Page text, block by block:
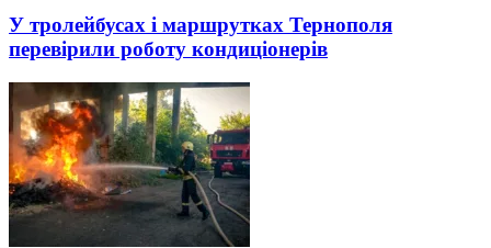
У тролейбусах і маршрутках Тернополя
перевірили роботу кондиціонерів